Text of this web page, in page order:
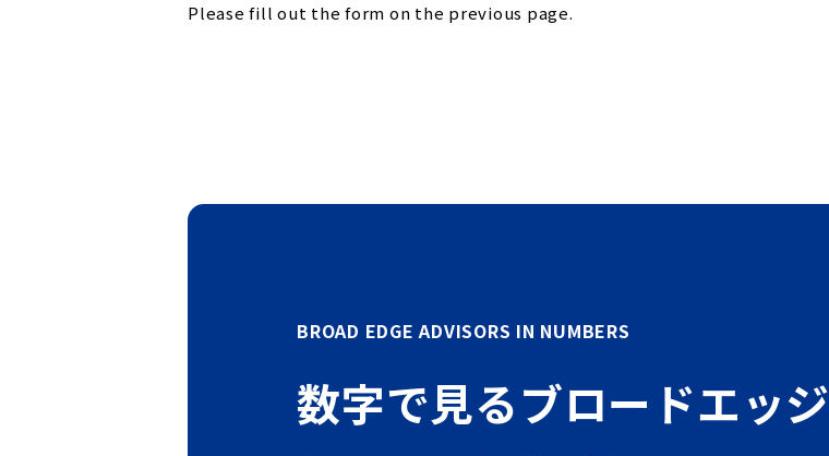
Please fill out the form on the previous page.
BROAD EDGE ADVISORS IN NUMBERS
数字で見るブロードエッジ